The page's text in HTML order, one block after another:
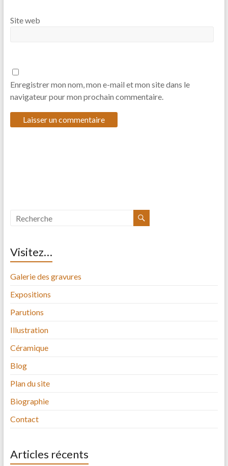
Site web
Enregistrer mon nom, mon e-mail et mon site dans le
navigateur pour mon prochain commentaire.
Visitez…
Galerie des gravures
Expositions
Parutions
Illustration
Céramique
Blog
Plan du site
Biographie
Contact
Articles récents